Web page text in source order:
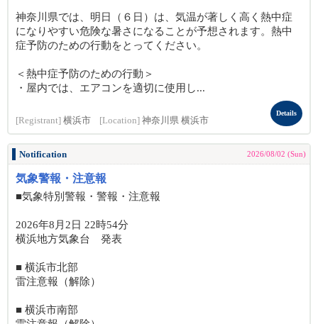
神奈川県では、明日（６日）は、気温が著しく高く熱中症
になりやすい危険な暑さになることが予想されます。熱中
症予防のための行動をとってください。
＜熱中症予防のための行動＞
・屋内では、エアコンを適切に使用し...
[Registrant] 横浜市 [Location] 神奈川県 横浜市
Details
Notification 2026/08/02 (Sun)
気象警報・注意報
■気象特別警報・警報・注意報
2026年8月2日 22時54分
横浜地方気象台 発表
■ 横浜市北部
雷注意報（解除）
■ 横浜市南部